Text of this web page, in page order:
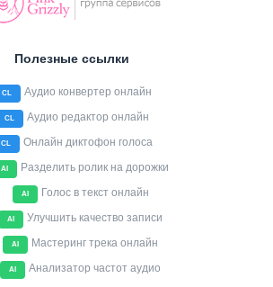
Полезные ссылки
CL Аудио конвертер онлайн
CL Аудио редактор онлайн
CL Онлайн диктофон голоса
AI Разделить ролик на дорожки
AI Голос в текст онлайн
AI Улучшить качество записи
AI Мастеринг трека онлайн
AI Анализатор частот аудио